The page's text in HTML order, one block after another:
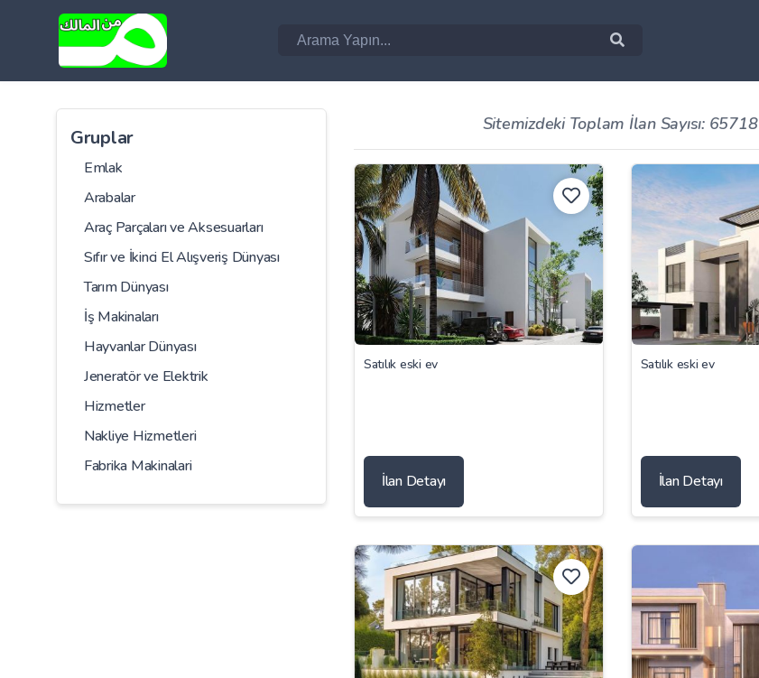
Gruplar
Emlak
Arabalar
Araç Parçaları ve Aksesuarları
Sıfır ve İkinci El Alışveriş Dünyası
Tarım Dünyası
İş Makinaları
Hayvanlar Dünyası
Jeneratör ve Elektrik
Hizmetler
Nakliye Hizmetleri
Fabrika Makinalari
Sitemizdeki Toplam İlan Sayısı: 65718
Satılık eski ev
İlan Detayı
Satılık eski ev
İlan Detayı